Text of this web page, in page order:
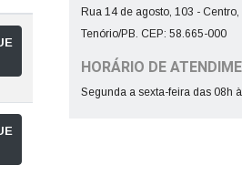
Rua 14 de agosto, 103 - Centro,
Tenório/PB. CEP: 58.665-000
HORÁRIO DE
Segunda a sexta-feira das 08h